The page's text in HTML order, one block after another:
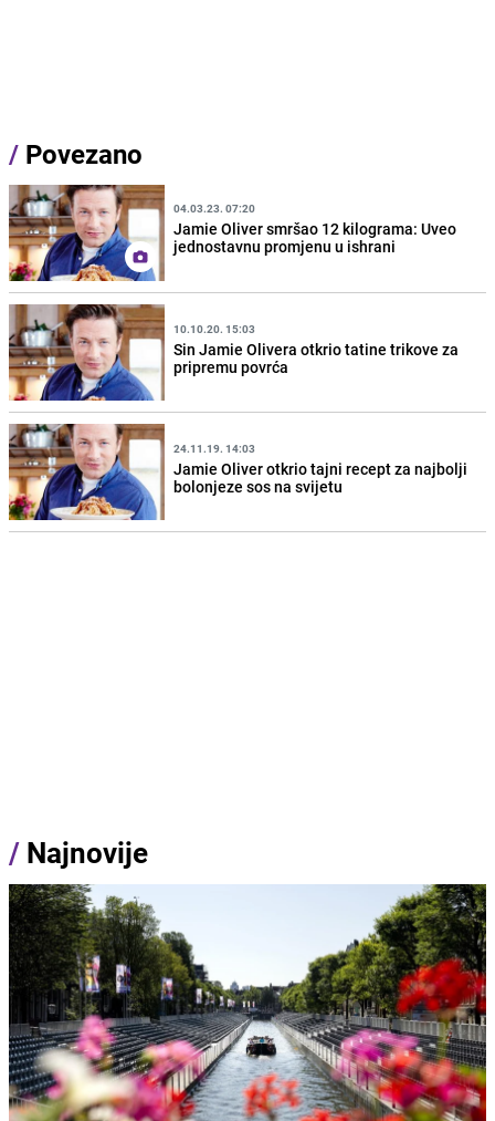
/ Povezano
04.03.23. 07:20
Jamie Oliver smršao 12 kilograma: Uveo
jednostavnu promjenu u ishrani
10.10.20. 15:03
Sin Jamie Olivera otkrio tatine trikove za
pripremu povrća
24.11.19. 14:03
Jamie Oliver otkrio tajni recept za najbolji
bolonjeze sos na svijetu
/ Najnovije